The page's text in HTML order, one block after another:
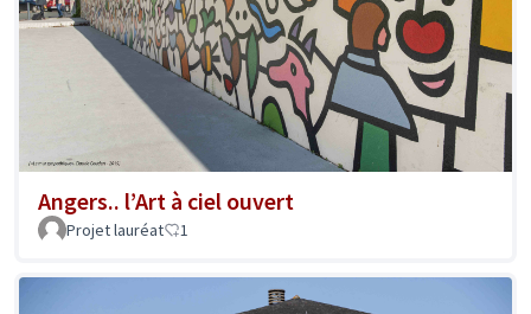
Angers.. l’Art à ciel ouvert
Projet lauréat 1